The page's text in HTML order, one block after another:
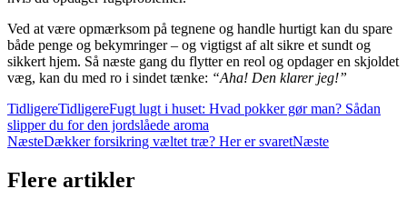
Ved at være opmærksom på tegnene og handle hurtigt kan du spare
både penge og bekymringer – og vigtigst af alt sikre et sundt og
sikkert hjem. Så næste gang du flytter en reol og opdager en skjoldet
væg, kan du med ro i sindet tænke: “Aha! Den klarer jeg!”
TidligereTidligereFugt lugt i huset: Hvad pokker gør man? Sådan
slipper du for den jordslåede aroma
NæsteDækker forsikring væltet træ? Her er svaretNæste
Flere artikler